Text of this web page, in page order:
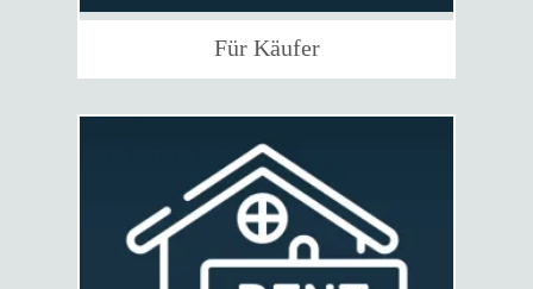
Für Käufer